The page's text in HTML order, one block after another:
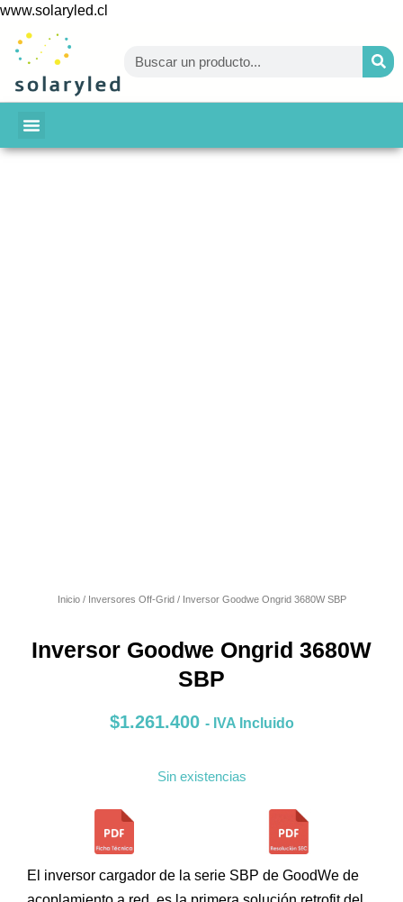
www.solaryled.cl
Inicio/ Inversores Off-Grid / Inversor Goodwe Ongrid 3680W SBP
Inversor Goodwe Ongrid 3680W
SBP
$1.261.400 - IVA Incluido
Sin existencias
El inversor cargador de la serie SBP de GoodWe de